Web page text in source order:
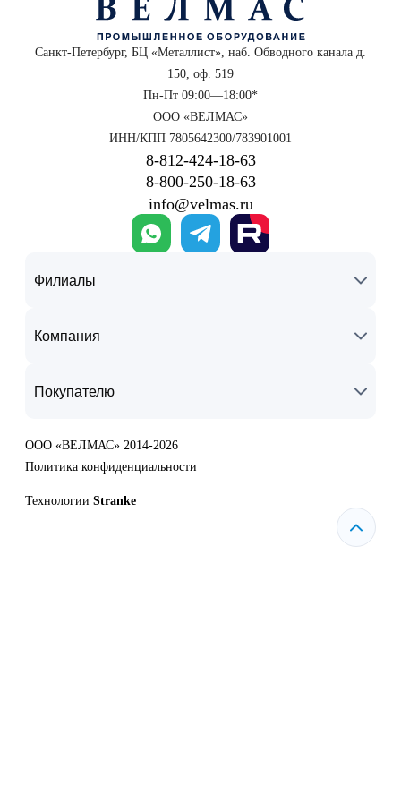
Санкт-Петербург, БЦ «Металлист», наб. Обводного канала д.
150, оф. 519
Пн-Пт 09:00—18:00*
ООО «ВЕЛМАС»
ИНН/КПП 7805642300/783901001
8‑812‑424‑18‑63
8‑800‑250‑18‑63
info@velmas.ru
Филиалы
Компания
Покупателю
ООО «ВЕЛМАС» 2014-2026
Политика конфиденциальности
Технологии Stranke